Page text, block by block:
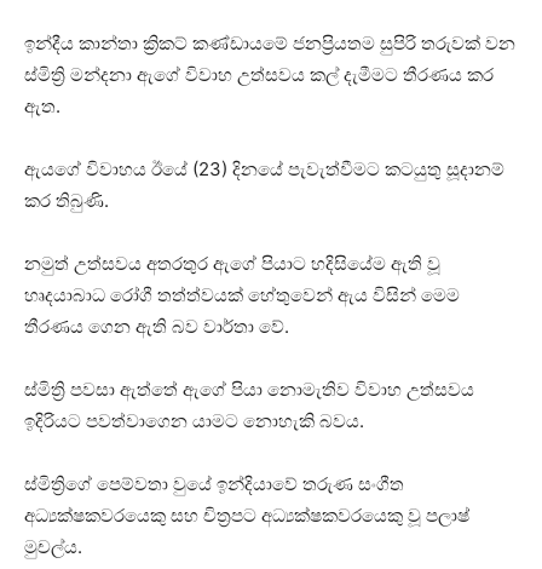
ඉන්දීය කාන්තා ක්‍රිකට් කණ්ඩායමේ ජනප්‍රියතම සුපිරි තරුවක් වන
ස්මිත්‍රි මන්දනා ඇගේ විවාහ උත්සවය කල් දැමීමට තීරණය කර
ඇත.
ඇයගේ විවාහය ඊයේ (23) දිනයේ පැවැත්වීමට කටයුතු සූදානම්
කර තිබුණි.
නමුත් උත්සවය අතරතුර ඇගේ පියාට හදිසියේම ඇති වූ
හෘදයාබාධ රෝගී තත්ත්වයක් හේතුවෙන් ඇය විසින් මෙම
තීරණය ගෙන ඇති බව වාර්තා වේ.
ස්මිත්‍රි පවසා ඇත්තේ ඇගේ පියා නොමැතිව විවාහ උත්සවය
ඉදිරියට පවත්වාගෙන යාමට නොහැකි බවය.
ස්මිත්‍රිගේ පෙම්වතා වුයේ ඉන්දියාවේ තරුණ සංගීත
අධ්‍යක්ෂකවරයෙකු සහ චිත්‍රපට අධ්‍යක්ෂකවරයෙකු වූ පලාෂ්
මුචල්ය.